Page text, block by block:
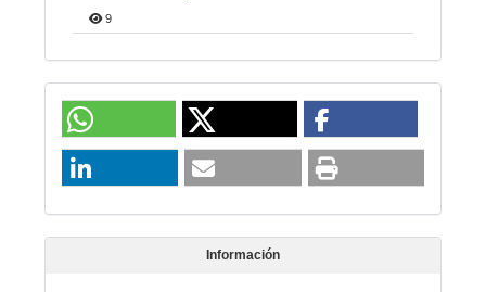
9
Información